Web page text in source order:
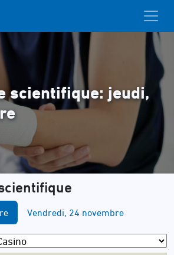
scientifique: jeudi,
Vendredi, 24 novembre